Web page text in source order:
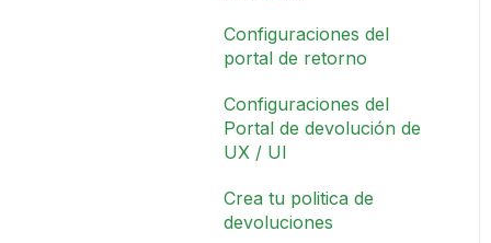
Configuraciones del
portal de retorno
Configuraciones del
Portal de devolución de
UX / UI
Crea tu politica de
devoluciones